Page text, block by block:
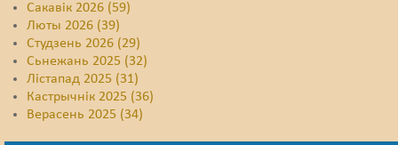
Сакавік 2026 (59)
Люты 2026 (39)
Студзень 2026 (29)
Сьнежань 2025 (32)
Лістапад 2025 (31)
Кастрычнік 2025 (36)
Верасень 2025 (34)